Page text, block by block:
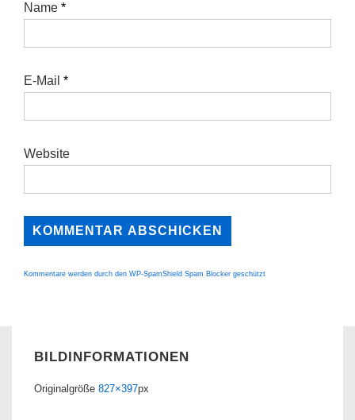
Name *
E-Mail *
Website
Kommentare werden durch den WP-SpamShield Spam Blocker geschützt
BILDINFORMATIONEN
Originalgröße 827×397px